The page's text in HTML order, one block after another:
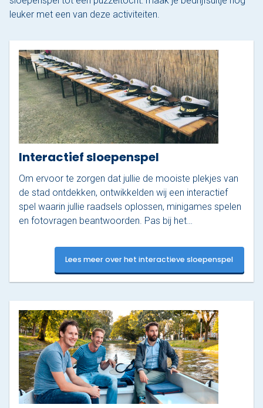
leuker met een van deze activiteiten.
Interactief sloepenspel
Om ervoor te zorgen dat jullie de mooiste plekjes van
de stad ontdekken, ontwikkelden wij een interactief
spel waarin jullie raadsels oplossen, minigames spelen
en fotovragen beantwoorden. Pas bij het…
Lees meer over het interactieve sloepenspel